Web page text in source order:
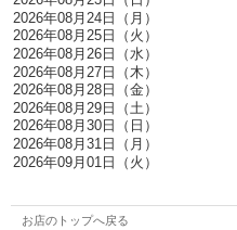
お店のトップへ戻る